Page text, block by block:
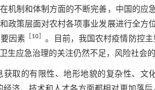
在机制和体制方面的不断完善，中国的
政策层面对农村各项事业发展进行全
因素
10 。目前，我国农村疫情防控
生应急治理的关注仍然不足，风险社会
取的有限性、地形地貌的复杂性、